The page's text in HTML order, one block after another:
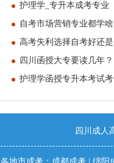
护理学_专升本成考专业
自考市场营销专业都学啥
高考失利选择自考好还
四川函授大专要读几年？
护理学函授专升本考试
四川成人